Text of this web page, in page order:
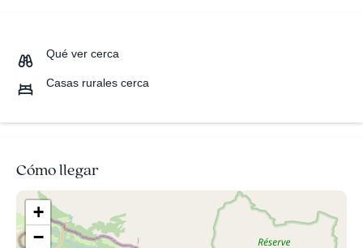
Qué ver cerca
Casas rurales cerca
Cómo llegar
+
−